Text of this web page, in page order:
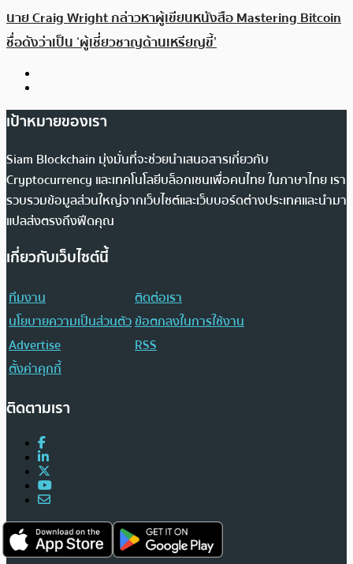
นาย Craig Wright กล่าวหาผู้เขียนหนังสือ Mastering Bitcoin
ชื่อดังว่าเป็น ‘ผู้เชี่ยวชาญด้านเหรียญขี้’
เป้าหมายของเรา
Siam Blockchain มุ่งมั่นที่จะช่วยนำเสนอสารเกี่ยวกับ
Cryptocurrency และเทคโนโลยีบล็อกเชนเพื่อคนไทย ในภาษาไทย เรา
รวบรวมข้อมูลส่วนใหญ่จากเว็บไซต์และเว็บบอร์ดต่างประเทศและนำมา
แปลส่งตรงถึงฟีดคุณ
เกี่ยวกับเว็บไซต์นี้
ทีมงาน
ติดต่อเรา
นโยบายความเป็นส่วนตัวข้อตกลงในการใช้งาน
Advertise
RSS
ตั้งค่าคุกกี้
ติดตามเรา